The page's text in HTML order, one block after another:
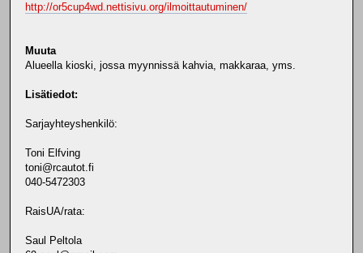
http://or5cup4wd.nettisivu.org/ilmoittautuminen/
Muuta
Alueella kioski, jossa myynnissä kahvia, makkaraa, yms.
Lisätiedot:
Sarjayhteyshenkilö:
Toni Elfving
toni@rcautot.fi
040-5472303
RaisUA/rata:
Saul Peltola